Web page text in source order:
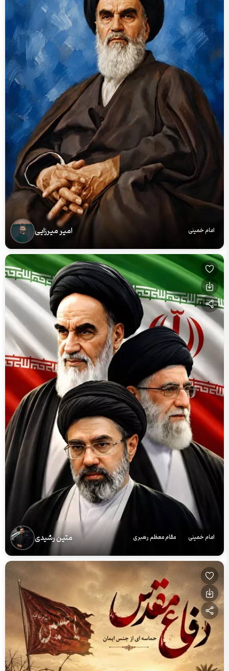
امام خمینی امیر میرزایی
امام خمینی مقام معظم رهبری متین رشیدی